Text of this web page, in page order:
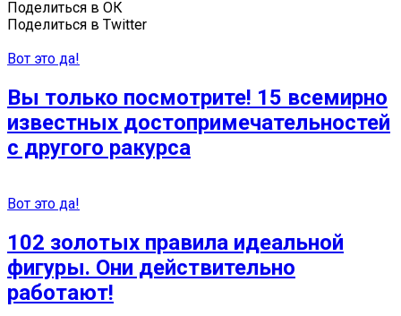
Поделиться в ОК
Поделиться в Twitter
Вот это да!
Вы только посмотрите! 15 всемирно
известных достопримечательностей
с другого ракурса
Вот это да!
102 золотых правила идеальной
фигуры. Они действительно
работают!